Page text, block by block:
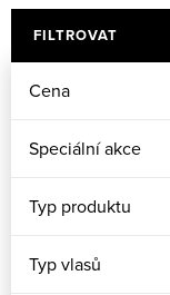
FILTROVAT
Cena
Speciální akce
Typ produktu
Typ vlasů